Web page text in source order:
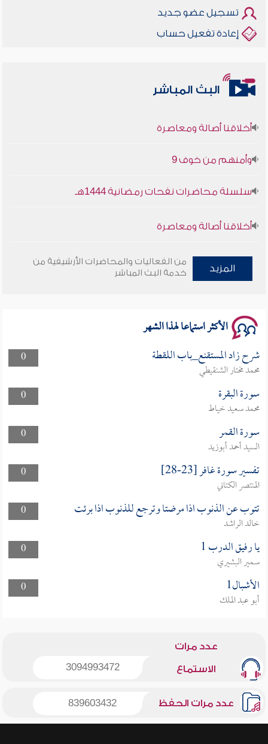
تسجيل عضو جديد
إعادة تفعيل حساب
البث المباشر
سلسلة محاضرات نفحات رمضانية 1444هـ
المزيد
من الفعاليات والمحاضرات الأرشيفية من
خدمة البث المباشر
الأكثر استماعا لهذا الشهر
0 شرح زاد المستقنع_باب اللقطة
محمد مختار الشنقيطي
0
سورة البقرة
محمد سعيد خياط
0
سورة القمر
السيد أحمد أبوزيد
0
تفسير سورة غافر [23-28]
المنتصر الكتاني
0
تتوب عن الذنوب اذا مرضتا وترجع للذنوب اذا برئت
خالد الراشد
0
يا رفيق الدرب 1
سمير البشيري
0
الأشبال1
أبو عبد الملك
عدد مرات
الاستماع 3094993472
عدد مرات الحفظ 839603432